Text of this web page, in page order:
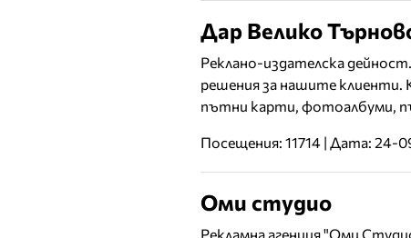
Дар Велико
Реклано-издателска
решения за нашите клиенти.
пътни карти, фотоалбуми,
Посещения: 11714 | Дата: 24-
Оми студио
Рекламна агенция "Оми